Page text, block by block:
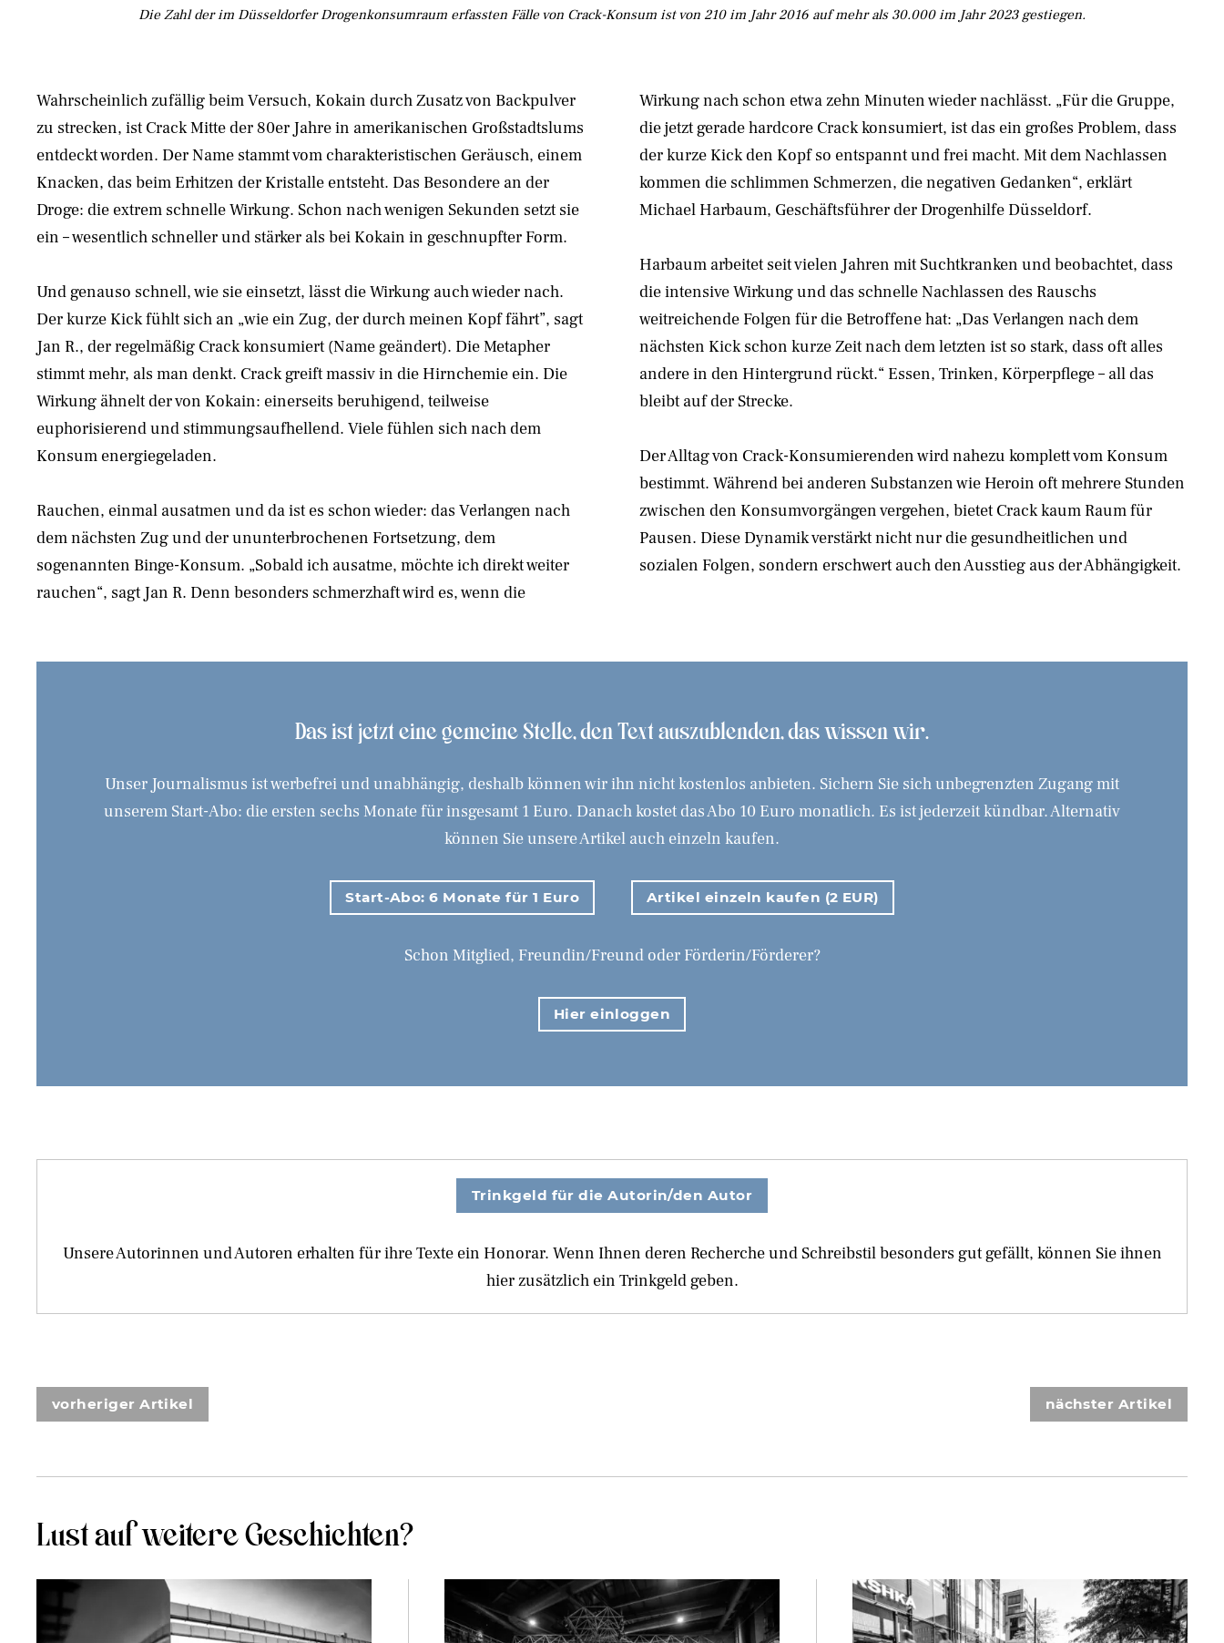
Die Zahl der im Düsseldorfer Drogenkonsumraum erfassten Fälle von Crack-Konsum ist von 210 im Jahr 2016 auf mehr als 30.000 im Jahr 2023 gestiegen.
Wahrscheinlich zufällig beim Versuch, Kokain durch Zusatz von Backpulver
zu strecken, ist Crack Mitte der 80er Jahre in amerikanischen Großstadtslums
entdeckt worden. Der Name stammt vom charakteristischen Geräusch, einem
Knacken, das beim Erhitzen der Kristalle entsteht. Das Besondere an der
Droge: die extrem schnelle Wirkung. Schon nach wenigen Sekunden setzt sie
ein – wesentlich schneller und stärker als bei Kokain in geschnupfter Form.
Und genauso schnell, wie sie einsetzt, lässt die Wirkung auch wieder nach.
Der kurze Kick fühlt sich an „wie ein Zug, der durch meinen Kopf fährt”, sagt
Jan R., der regelmäßig Crack konsumiert (Name geändert). Die Metapher
stimmt mehr, als man denkt. Crack greift massiv in die Hirnchemie ein. Die
Wirkung ähnelt der von Kokain: einerseits beruhigend, teilweise
euphorisierend und stimmungsaufhellend. Viele fühlen sich nach dem
Konsum energiegeladen.
Rauchen, einmal ausatmen und da ist es schon wieder: das Verlangen nach
dem nächsten Zug und der ununterbrochenen Fortsetzung, dem
sogenannten Binge-Konsum. „Sobald ich ausatme, möchte ich direkt weiter
rauchen“, sagt Jan R. Denn besonders schmerzhaft wird es, wenn die
Wirkung nach schon etwa zehn Minuten wieder nachlässt. „Für die Gruppe,
die jetzt gerade hardcore Crack konsumiert, ist das ein großes Problem, dass
der kurze Kick den Kopf so entspannt und frei macht. Mit dem Nachlassen
kommen die schlimmen Schmerzen, die negativen Gedanken“, erklärt
Michael Harbaum, Geschäftsführer der Drogenhilfe Düsseldorf.
Harbaum arbeitet seit vielen Jahren mit Suchtkranken und beobachtet, dass
die intensive Wirkung und das schnelle Nachlassen des Rauschs
weitreichende Folgen für die Betroffene hat: „Das Verlangen nach dem
nächsten Kick schon kurze Zeit nach dem letzten ist so stark, dass oft alles
andere in den Hintergrund rückt.“ Essen, Trinken, Körperpflege – all das
bleibt auf der Strecke.
Der Alltag von Crack-Konsumierenden wird nahezu komplett vom Konsum
bestimmt. Während bei anderen Substanzen wie Heroin oft mehrere Stunden
zwischen den Konsumvorgängen vergehen, bietet Crack kaum Raum für
Pausen. Diese Dynamik verstärkt nicht nur die gesundheitlichen und
sozialen Folgen, sondern erschwert auch den Ausstieg aus der Abhängigkeit.
Das ist jetzt eine gemeine Stelle, den Text auszublenden, das wissen wir.
Unser Journalismus ist werbefrei und unabhängig, deshalb können wir ihn nicht kostenlos anbieten. Sichern Sie sich unbegrenzten Zugang mit
unserem Start-Abo: die ersten sechs Monate für insgesamt 1 Euro. Danach kostet das Abo 10 Euro monatlich. Es ist jederzeit kündbar. Alternativ
können Sie unsere Artikel auch einzeln kaufen.
Start-Abo: 6 Monate für 1 Euro Artikel einzeln kaufen (2 EUR)
Schon Mitglied, Freundin/Freund oder Förderin/Förderer?
Hier einloggen
Trinkgeld für die Autorin/den Autor
Unsere Autorinnen und Autoren erhalten für ihre Texte ein Honorar. Wenn Ihnen deren Recherche und Schreibstil besonders gut gefällt, können Sie ihnen
hier zusätzlich ein Trinkgeld geben.
vorheriger Artikel nächster Artikel
Lust auf weitere Geschichten?